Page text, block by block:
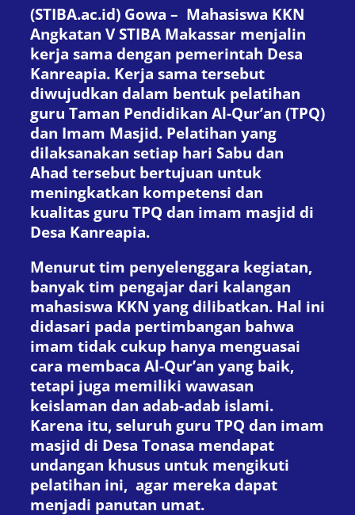
(STIBA.ac.id) Gowa – Mahasiswa KKN
Angkatan V STIBA Makassar menjalin
kerja sama dengan pemerintah Desa
Kanreapia. Kerja sama tersebut
diwujudkan dalam bentuk pelatihan
guru Taman Pendidikan Al-Qur’an (TPQ)
dan Imam Masjid. Pelatihan yang
dilaksanakan setiap hari Sabu dan
Ahad tersebut bertujuan untuk
meningkatkan kompetensi dan
kualitas guru TPQ dan imam masjid di
Desa Kanreapia.
Menurut tim penyelenggara kegiatan,
banyak tim pengajar dari kalangan
mahasiswa KKN yang dilibatkan. Hal ini
didasari pada pertimbangan bahwa
imam tidak cukup hanya menguasai
cara membaca Al-Qur’an yang baik,
tetapi juga memiliki wawasan
keislaman dan adab-adab islami.
Karena itu, seluruh guru TPQ dan imam
masjid di Desa Tonasa mendapat
undangan khusus untuk mengikuti
pelatihan ini, agar mereka dapat
menjadi panutan umat.